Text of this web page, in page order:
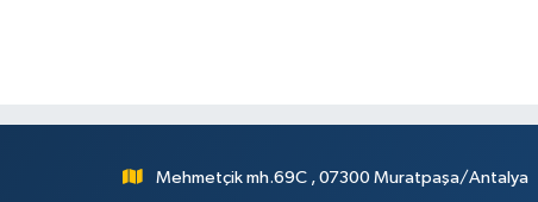
Mehmetçik mh.69C , 07300 Muratpaşa/Antalya